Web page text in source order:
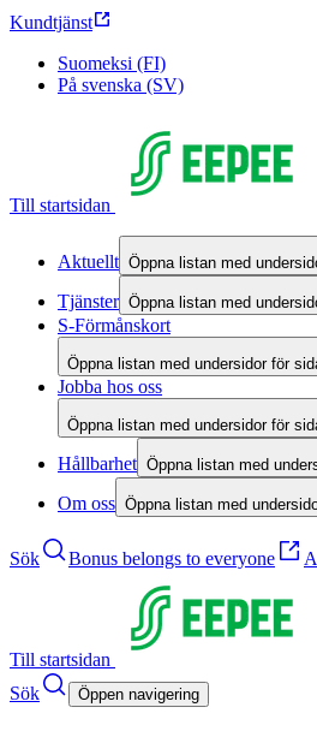
Kundtjänst
Suomeksi (FI)
På svenska (SV)
Till startsidan
Aktuellt Öppna listan med
Tjänster Öppna listan med
S-Förmånskort
Öppna listan med undersidor för
Jobba hos oss
Öppna listan med undersidor för
Hållbarhet Öppna listan med
Om oss Öppna listan med
Sök Bonus belongs to everyone
Till startsidan
Sök
Öppen navigering